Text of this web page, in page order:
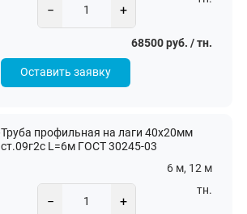
− +
68500 руб. / тн.
Оставить заявку
Труба профильная на лаги 40х20мм
ст.09г2с L=6м ГОСТ 30245-03
6 м, 12 м
− +
тн.